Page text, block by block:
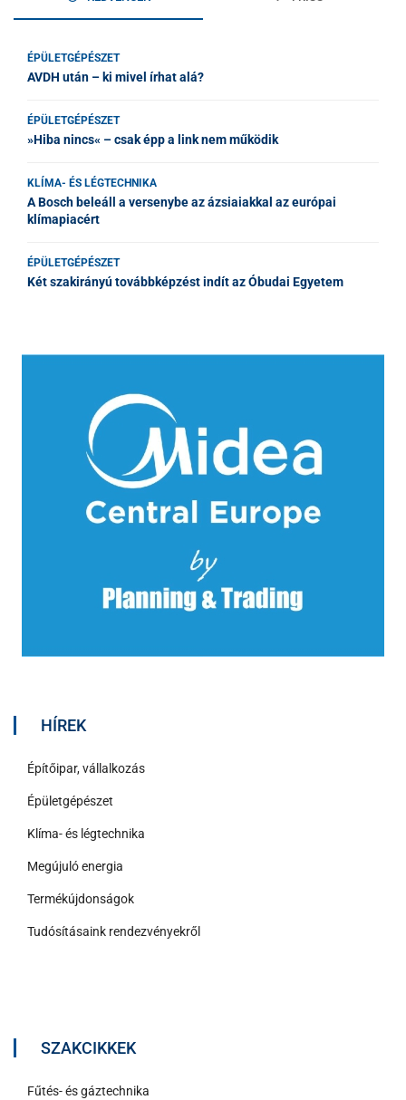
ÉPÜLETGÉPÉSZET
AVDH után – ki mivel írhat alá?
ÉPÜLETGÉPÉSZET
»Hiba nincs« – csak épp a link nem működik
KLÍMA- ÉS LÉGTECHNIKA
A Bosch beleáll a versenybe az ázsiaiakkal az európai
klímapiacért
ÉPÜLETGÉPÉSZET
Két szakirányú továbbképzést indít az Óbudai Egyetem
HÍREK
Építőipar, vállalkozás
Épületgépészet
Klíma- és légtechnika
Megújuló energia
Termékújdonságok
Tudósításaink rendezvényekről
SZAKCIKKEK
Fűtés- és gáztechnika